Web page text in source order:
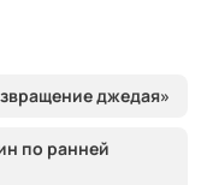
джедая»
по ранней